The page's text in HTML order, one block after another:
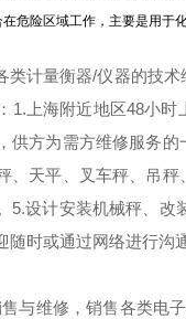
危险区域工作，主要是用于
类计量衡器/仪器的技
1.上海附近地区48小
供方为需方维修服务
、天平、叉车秤、吊
5.设计安装机械秤、改
随时或通过网络进行沟
与维修，销售各类电